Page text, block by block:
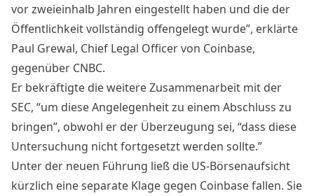
vor zweieinhalb Jahren eingestellt haben und die der
Öffentlichkeit vollständig offengelegt wurde”, erklärte
Paul Grewal, Chief Legal Officer von Coinbase,
gegenüber CNBC.
Er bekräftigte die weitere Zusammenarbeit mit der
SEC, “um diese Angelegenheit zu einem Abschluss zu
bringen”, obwohl er der Überzeugung sei, “dass diese
Untersuchung nicht fortgesetzt werden sollte.”
Unter der neuen Führung ließ die US-Börsenaufsicht
kürzlich eine separate Klage gegen Coinbase fallen. Sie